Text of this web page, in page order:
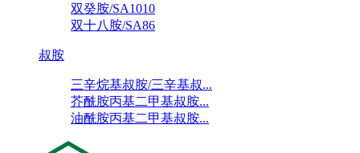
双癸胺/SA1010
双十八胺/SA86
叔胺
三辛烷基叔胺/三辛基叔...
芥酰胺丙基二甲基叔胺...
油酰胺丙基二甲基叔胺...